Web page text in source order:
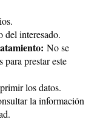
del interesado.
No se
para prestar este
los datos.
la información
.